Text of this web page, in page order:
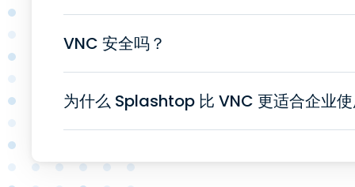
VNC 安全吗？
为什么 Splashtop 比 VNC 更适合企业